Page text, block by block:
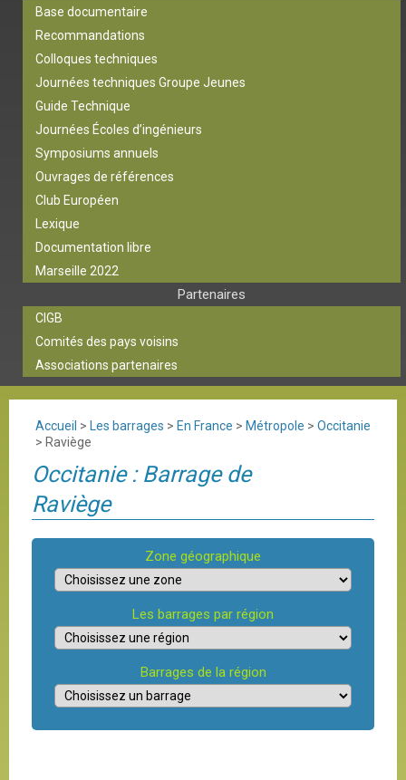
Base documentaire
Recommandations
Colloques techniques
Journées techniques Groupe Jeunes
Guide Technique
Journées Écoles d’ingénieurs
Symposiums annuels
Ouvrages de références
Club Européen
Lexique
Documentation libre
Marseille 2022
Partenaires
CIGB
Comités des pays voisins
Associations partenaires
Accueil > Les barrages > En France > Métropole > Occitanie
> Raviège
Occitanie : Barrage de
Raviège
Zone géographique
Les barrages par région
Barrages de la région